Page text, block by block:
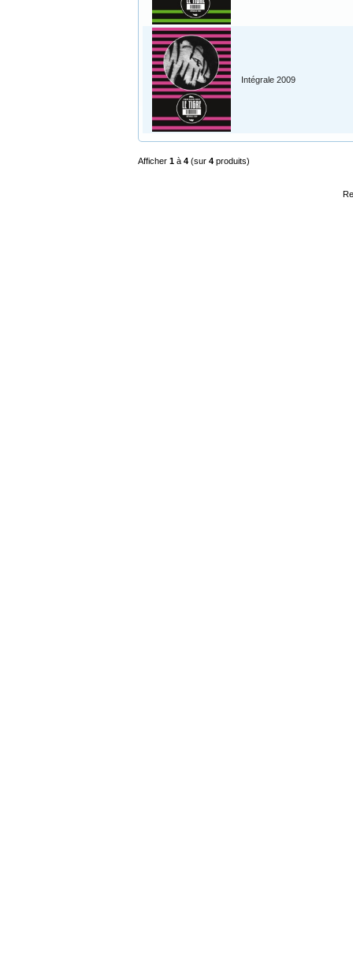
Intégrale 2009
Afficher 1 à 4 (sur 4 produits)